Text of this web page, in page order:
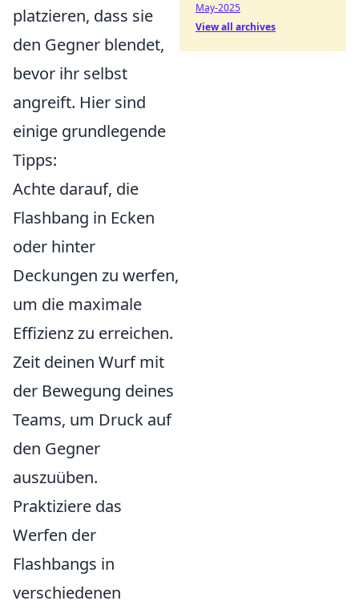
platzieren, dass sie
den Gegner blendet,
bevor ihr selbst
angreift. Hier sind
einige grundlegende
Tipps:
Achte darauf, die
Flashbang in Ecken
oder hinter
Deckungen zu werfen,
um die maximale
Effizienz zu erreichen.
Zeit deinen Wurf mit
der Bewegung deines
Teams, um Druck auf
den Gegner
auszuüben.
Praktiziere das
Werfen der
Flashbangs in
verschiedenen
May-2025
View all archives